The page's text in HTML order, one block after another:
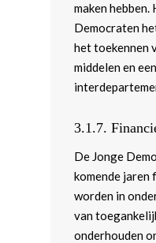
maken
Democraten
het toekennen
middelen en
3.1.7.
De Jonge
komende jaren
worden in
van
onderhouden